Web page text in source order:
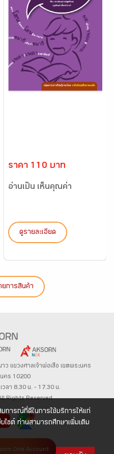
ราคา 110 บาท
อ่านเป็น เห็นคุณค่า
ดูรายละเอียด
ยการสินค้า
าว แขวงศาลเจ้าพ่อเสือ เขตพระนคร
นคร 10200
วลา 8.30 น. – 17.30 น.
Rights Reserved
One Account
บการณ์ที่ดีในการใช้บริการให้แก่
บไซต์ ท่านสามารถศึกษาเพิ่มเติม